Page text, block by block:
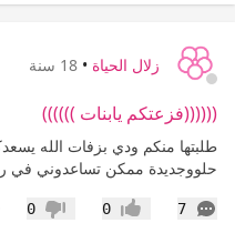
زلال الحياة • 18 سنة
((((((فزعتكم يابنات ))))))
طلبتها منكم ودي بزفات الله
حلووجديدة ممكن تساعدوني في
7
التعليقات إعجاب0 عدم إعجاب
0